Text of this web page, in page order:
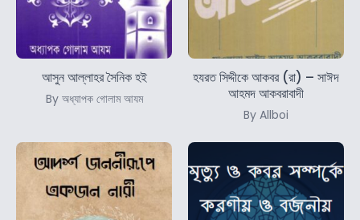
আসুন আল্লাহর সৈনিক হই
By অধ্যাপক গোলাম আযম
হযরত সিদ্দীকে আকবর (রা) – সাঈদ
আহমদ আকবরাবাদী
By Allboi